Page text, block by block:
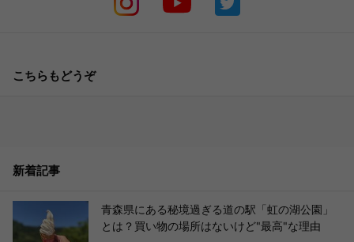
こちらもどうぞ
新着記事
青森県にある秘境過ぎる道の駅「虹の湖公園」
とは？買い物の場所はないけど"最高"な理由